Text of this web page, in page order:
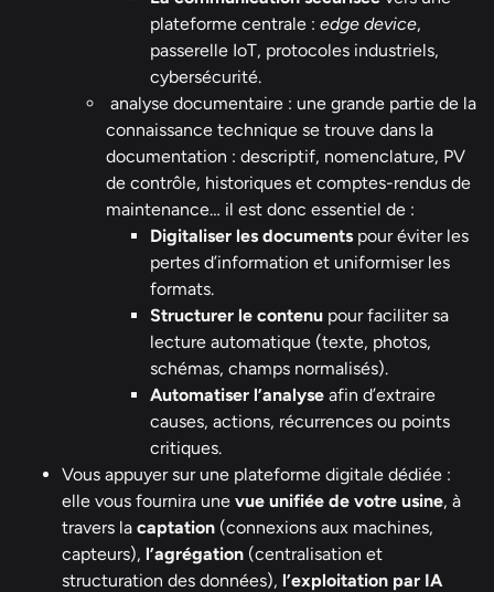
plateforme centrale : edge device,
passerelle IoT, protocoles industriels,
cybersécurité.
analyse documentaire : une grande partie de la
connaissance technique se trouve dans la
documentation : descriptif, nomenclature, PV
de contrôle, historiques et comptes-rendus de
maintenance… il est donc essentiel de :
Digitaliser les documents pour éviter les
pertes d’information et uniformiser les
formats.
Structurer le contenu pour faciliter sa
lecture automatique (texte, photos,
schémas, champs normalisés).
Automatiser l’analyse afin d’extraire
causes, actions, récurrences ou points
critiques.
Vous appuyer sur une plateforme digitale dédiée :
elle vous fournira une vue unifiée de votre usine, à
travers la captation (connexions aux machines,
capteurs), l’agrégation (centralisation et
structuration des données), l’exploitation par IA